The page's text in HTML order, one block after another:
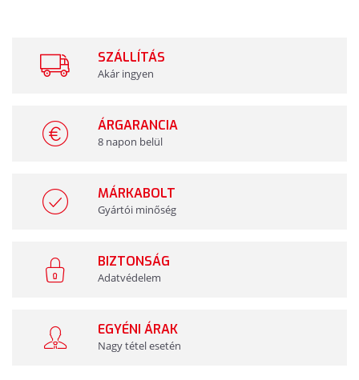
SZÁLLÍTÁS
Akár ingyen
ÁRGARANCIA
8 napon belül
MÁRKABOLT
Gyártói minőség
BIZTONSÁG
Adatvédelem
EGYÉNI ÁRAK
Nagy tétel esetén